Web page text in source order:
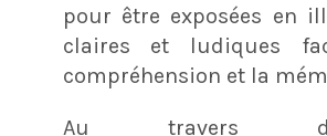
pour être exposées en
claires et ludiques
compréhension et la
Au travers